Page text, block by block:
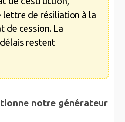
lettre de résiliation à la
de cession. La
restent
notre générateur